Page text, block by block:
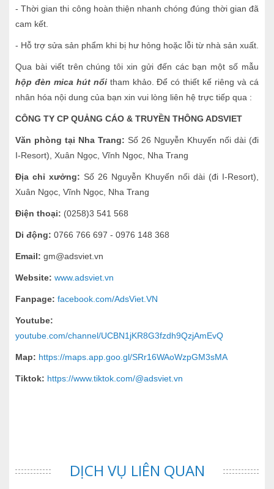
- Thời gian thi công hoàn thiện nhanh chóng đúng thời gian đã
cam kết.
- Hỗ trợ sửa sản phẩm khi bị hư hỏng hoặc lỗi từ nhà sản xuất.
Qua bài viết trên chúng tôi xin gửi đến các bạn một số mẫu
hộp đèn mica hút nổitham khảo. Để có thiết kế riêng và cá
nhân hóa nội dung của bạn xin vui lòng liên hệ trực tiếp qua :
CÔNG TY CP QUẢNG CÁO & TRUYỀN THÔNG ADSVIET
Văn phòng tại Nha Trang: Số 26 Nguyễn Khuyến nối dài (đi
I-Resort), Xuân Ngọc, Vĩnh Ngọc, Nha Trang
Địa chỉ xưởng: Số 26 Nguyễn Khuyến nối dài (đi I-Resort),
Xuân Ngọc, Vĩnh Ngọc, Nha Trang
Điện thoại: (0258)3 541 568
Di động: 0766 766 697 - 0976 148 368
Email: gm@adsviet.vn
Website: www.adsviet.vn
Fanpage: facebook.com/AdsViet.VN
Youtube:
youtube.com/channel/UCBN1jKR8G3fzdh9QzjAmEvQ
Map: https://maps.app.goo.gl/SRr16WAoWzpGM3sMA
Tiktok: https://www.tiktok.com/@adsviet.vn
DỊCH VỤ LIÊN QUAN